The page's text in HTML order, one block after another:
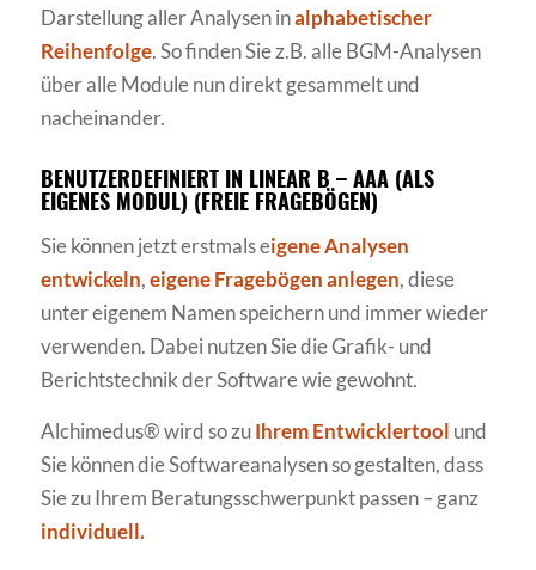
Darstellung aller Analysen inalphabetischer
Reihenfolge. So finden Sie z.B. alle BGM-Analysen
über alle Module nun direkt gesammelt und
nacheinander.
BENUTZERDEFINIERT IN LINEAR B – AAA (ALS
EIGENES MODUL) (FREIE FRAGEBÖGEN)
Sie können jetzt erstmals eigene Analysen
entwickeln,eigene Fragebögen anlegen, diese
unter eigenem Namen speichern und immer wieder
verwenden. Dabei nutzen Sie die Grafik- und
Berichtstechnik der Software wie gewohnt.
Alchimedus® wird so zuIhrem Entwicklertool und
Sie können die Softwareanalysen so gestalten, dass
Sie zu Ihrem Beratungsschwerpunkt passen – ganz
individuell.